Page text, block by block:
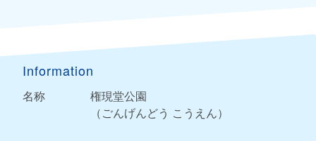
Information
名称
権現堂公園
（ごんげんどう こうえん）